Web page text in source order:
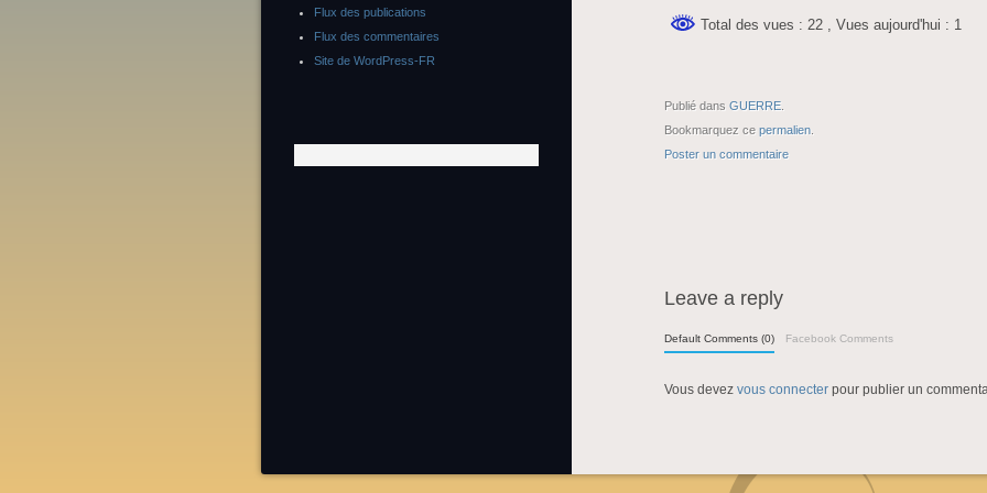
Total des vues : 22 , Vues aujourd'hui : 1
Publié dans GUERRE
Bookmarquez ce permalien
Poster un commentaire
Leave a reply
Default Comments (0) Facebook Comments
Vous devez vous connecter pour publier un
Flux des publications
Flux des commentaires
Site de WordPress-FR